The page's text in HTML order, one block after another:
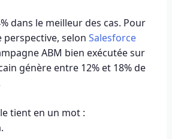
dans le meilleur des cas. Pour
selon Salesforce
ABM bien exécutée sur
génère entre 12% et 18% de
tient en un mot :